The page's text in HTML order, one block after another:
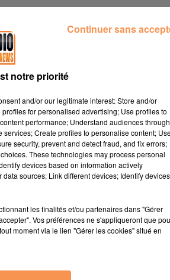
23h53
23h53
Wants
TOP
notre priorité
and/or our legitimate interest: Store and/or
for personalised advertising; Use profiles to
performance; Understand audiences through
Create profiles to personalise content;
security, prevent and detect fraud, and fix errors;
These technologies may process personal
devices based on information actively
sources; Link different devices; Identify devices
les finalités et/ou partenaires dans "Gérer
Vos préférences ne s'appliqueront que
moment via le lien "Gérer les cookies" situé en
Continuer sans